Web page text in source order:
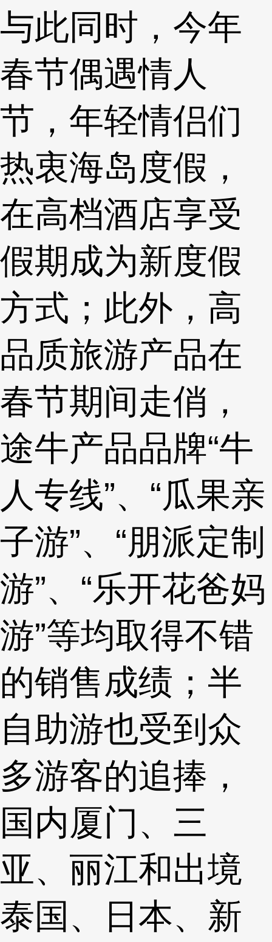
与此同时，今年
春节偶遇情人
节，年轻情侣们
热衷海岛度假，
在高档酒店享受
假期成为新度假
方式；此外，高
品质旅游产品在
春节期间走俏，
途牛产品品牌“牛
人专线”、“瓜果亲
子游”、“朋派定制
游”、“乐开花爸妈
游”等均取得不错
的销售成绩；半
自助游也受到众
多游客的追捧，
国内厦门、三
亚、丽江和出境
泰国、日本、新